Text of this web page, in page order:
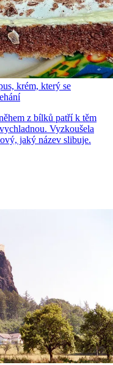
krém, který se
z bílků patří k těm
Vyzkoušela
jaký název slibuje.